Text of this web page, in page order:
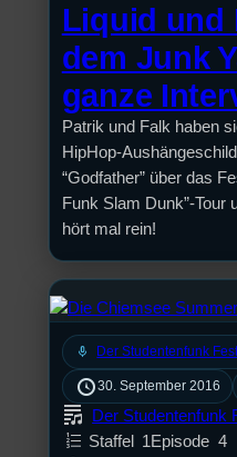
Liquid und
dem Junk
ganze
Patrik und Falk haben
HipHop-
“Godfather” über das
Funk Slam Dunk”-Tour
hört mal rein!
mic Der Studentenfunk
30. September 2016
Der Studentenfunk
Staffel
1Episode 4